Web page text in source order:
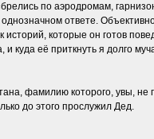
по аэродромам,
ответе.
которые он готов
куда её приткнуть я долго
фамилию которого, увы,
до этого прослужил Дед.